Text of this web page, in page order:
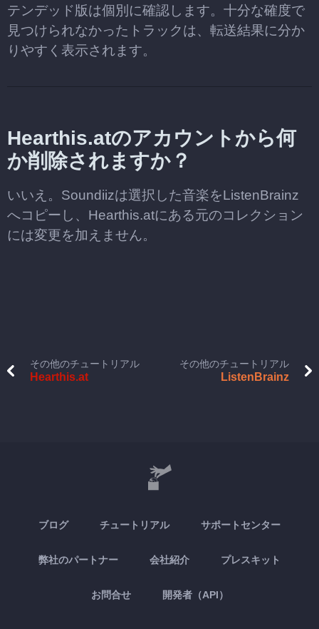
テンデッド版は個別に確認します。十分な確度で
見つけられなかったトラックは、転送結果に分か
りやすく表示されます。
Hearthis.atのアカウントから何
か削除されますか？
いいえ。Soundiizは選択した音楽をListenBrainz
へコピーし、Hearthis.atにある元のコレクション
には変更を加えません。
その他のチュートリアル
Hearthis.at
その他のチュートリアル
ListenBrainz
ブログ チュートリアル サポートセンター
弊社のパートナー 会社紹介 プレスキット
お問合せ 開発者（API）